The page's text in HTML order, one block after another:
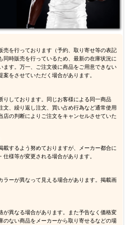
売を行っております（予約、取り寄せ等の表記
同時販売を行っているため、最新の在庫状況に
ます。万一、ご注文後に商品をご用意できない
をさせていただく場合があります。
りしております。同じお客様による同一商品
文、繰り返し注文、買い占め行為など通常使用
店の判断によりご注文をキャンセルさせていた
載するよう努めておりますが、メーカー都合に
様等が変更される場合があります。
ラーが異なって見える場合があります。掲載画
が異なる場合があります。また予告なく価格変
のない商品をメーカーから取り寄せるなどの場